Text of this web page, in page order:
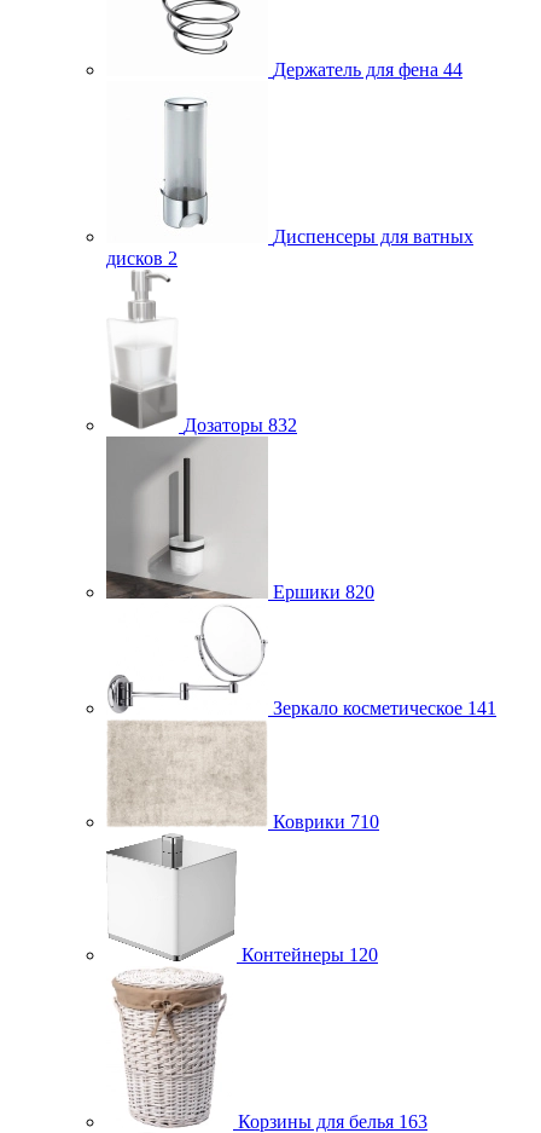
Держатель для фена 44
Диспенсеры для ватных
дисков 2
Дозаторы 832
Ершики 820
Зеркало косметическое 141
Коврики 710
Контейнеры 120
Корзины для белья 163